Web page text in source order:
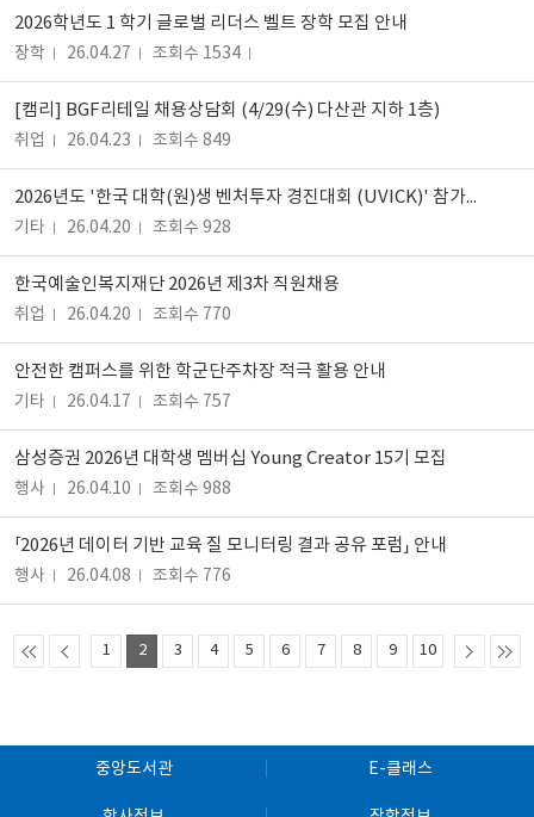
2026학년도 1 학기 글로벌 리더스 벨트 장학 모집 안내
장학 26.04.27 조회수 1534
[캠리] BGF리테일 채용상담회 (4/29(수) 다산관 지하 1층)
취업 26.04.23 조회수 849
2026년도 '한국 대학(원)생 벤처투자 경진대회 (UVICK)' 참가팀 모집 (~5/22)
기타 26.04.20 조회수 928
한국예술인복지재단 2026년 제3차 직원채용
취업 26.04.20 조회수 770
안전한 캠퍼스를 위한 학군단주차장 적극 활용 안내
기타 26.04.17 조회수 757
삼성증권 2026년 대학생 멤버십 Young Creator 15기 모집
행사 26.04.10 조회수 988
「2026년 데이터 기반 교육 질 모니터링 결과 공유 포럼」 안내
행사 26.04.08 조회수 776
1 2 3 4 5 6 7 8 9 10
중앙도서관 E-클래스